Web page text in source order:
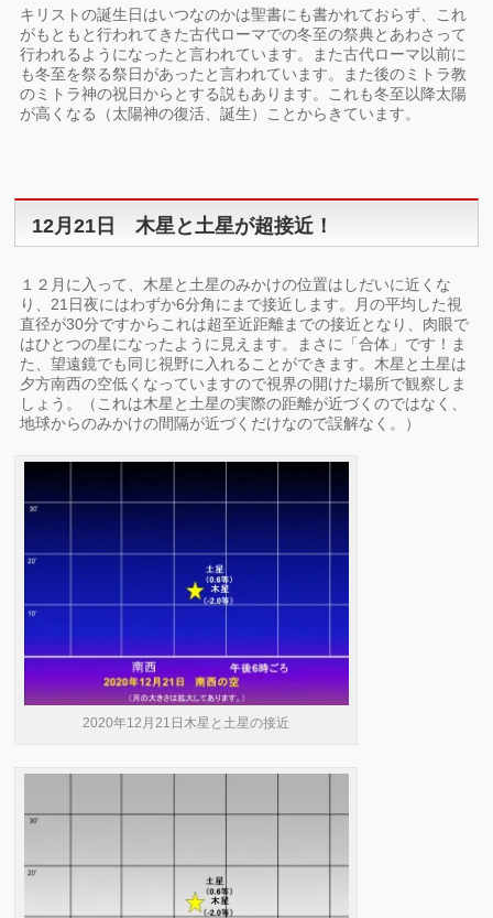
キリストの誕生日はいつなのかは聖書にも書かれておらず、これ
がもともと行われてきた古代ローマでの冬至の祭典とあわさって
行われるようになったと言われています。また古代ローマ以前に
も冬至を祭る祭日があったと言われています。また後のミトラ教
のミトラ神の祝日からとする説もあります。これも冬至以降太陽
が高くなる（太陽神の復活、誕生）ことからきています。
12月21日 木星と土星が超接近！
１２月に入って、木星と土星のみかけの位置はしだいに近くな
り、21日夜にはわずか6分角にまで接近します。月の平均した視
直径が30分ですからこれは超至近距離までの接近となり、肉眼で
はひとつの星になったように見えます。まさに「合体」です！ま
た、望遠鏡でも同じ視野に入れることができます。木星と土星は
夕方南西の空低くなっていますので視界の開けた場所で観察しま
しょう。（これは木星と土星の実際の距離が近づくのではなく、
地球からのみかけの間隔が近づくだけなので誤解なく。）
2020年12月21日木星と土星の接近